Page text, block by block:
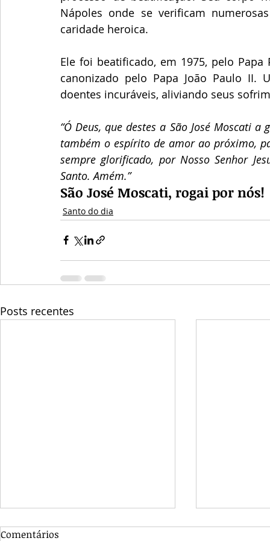
Nápoles onde se verificam
caridade heroica.
Ele foi beatificado, em 1975, pelo
canonizado pelo Papa João Paulo
doentes incuráveis, aliviando seus
“Ó Deus, que destes a São José Moscati
também o espírito de amor ao próximo,
sempre glorificado, por Nosso Senhor
Santo. Amém.”
São José Moscati, rogai por nós!
Santo do dia
Posts recentes
Comentários